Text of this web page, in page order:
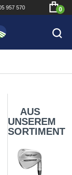
957 570 0
AUS
UNSEREM
SORTIMENT